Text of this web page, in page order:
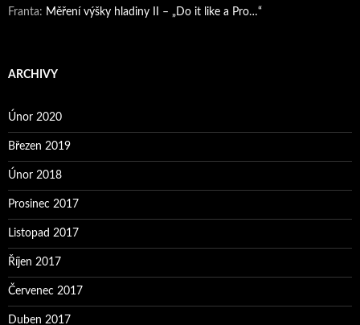
Franta: Měření výšky hladiny II – „Do it like a Pro…“
ARCHIVY
Únor 2020
Březen 2019
Únor 2018
Prosinec 2017
Listopad 2017
Říjen 2017
Červenec 2017
Duben 2017